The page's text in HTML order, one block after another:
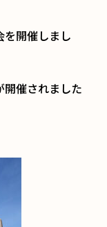
を開催しまし
催されました